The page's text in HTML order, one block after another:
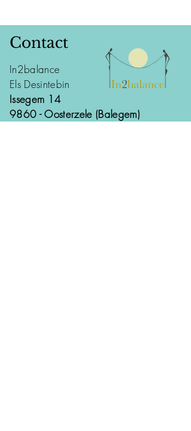
Contact
In2balance
Els Desintebin
Issegem 14
9860 - Oosterzele (Balegem)